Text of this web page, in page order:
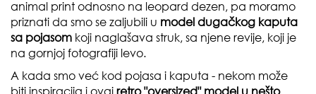
animal print odnosno na leopard dezen, pa moramo
priznati da smo se zaljubili u model dugačkog kaputa
sa pojasom koji naglašava struk, sa njene revije, koji je
na gornjoj fotografiji levo.
A kada smo već kod pojasa i kaputa - nekom može